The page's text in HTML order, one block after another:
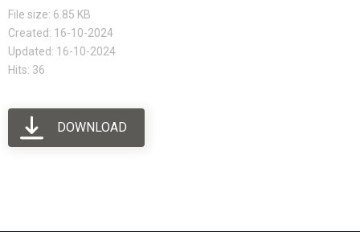
File size: 6.85 KB
Created: 16-10-2024
Updated: 16-10-2024
Hits: 36
DOWNLOAD